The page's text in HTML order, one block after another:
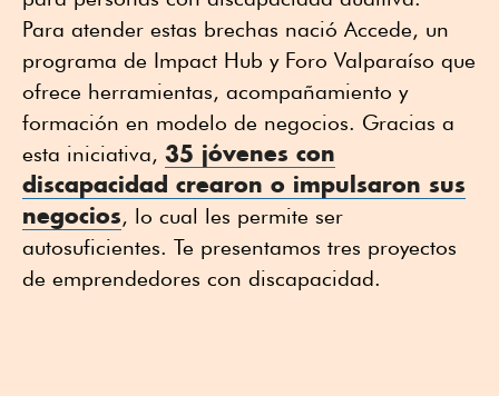
Para atender estas brechas nació Accede, un
programa de Impact Hub y Foro Valparaíso que
ofrece herramientas, acompañamiento y
formación en modelo de negocios. Gracias a
esta iniciativa, 35 jóvenes con
discapacidad crearon o impulsaron sus
negocios, lo cual les permite ser
autosuficientes. Te presentamos tres proyectos
de emprendedores con discapacidad.